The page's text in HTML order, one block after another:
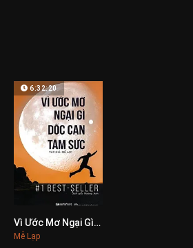
0
6:32:20
Vì Ước Mơ Ngại Gì Dốc Cạn Tâm Sức
Mễ Lạp